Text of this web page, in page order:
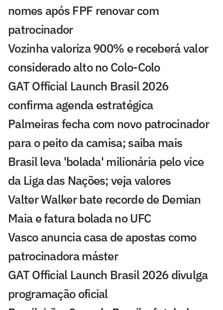
nomes após FPF renovar com
patrocinador
Vozinha valoriza 900% e receberá valor
considerado alto no Colo-Colo
GAT Official Launch Brasil 2026
confirma agenda estratégica
Palmeiras fecha com novo patrocinador
para o peito da camisa; saiba mais
Brasil leva 'bolada' milionária pelo vice
da Liga das Nações; veja valores
Valter Walker bate recorde de Demian
Maia e fatura bolada no UFC
Vasco anuncia casa de apostas como
patrocinadora máster
GAT Official Launch Brasil 2026 divulga
programação oficial